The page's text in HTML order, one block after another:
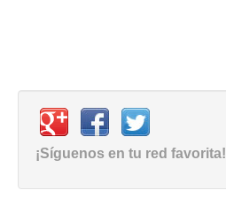
¡Síguenos en tu red favorita!